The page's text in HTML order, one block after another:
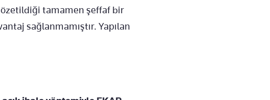
tamamen şeffaf bir
sağlanmamıştır. Yapılan